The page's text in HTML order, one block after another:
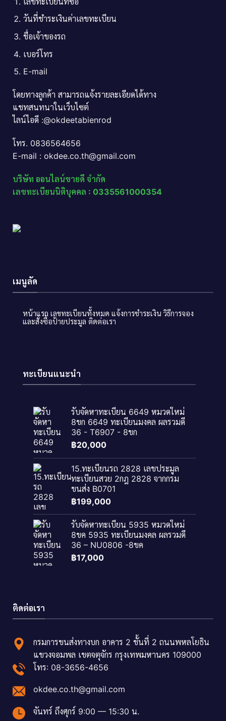
วันที่ชำระเงินค่าเลขทะเบียน
ชื่อเจ้าของรถ
เบอร์โทร
E-mail
โดยทางลูกค้า สามารถแจ้งรายละเอียดได้ทาง
แชทสนทนาในเว็บไซต์
ไลน์ไอดี :@okdeetabienrod
โทร. 0836564656
E-mail : okdee.co.th@gmail.com
บริษัท ออนไลน์ขายดี จำกัด
เลขทะเบียนนิติบุคคล : 0335561000354
เมนูลัด
หน้าแรก เลขทะเบียนทั้งหมด แจ้งการชำระเงิน วิธีการจอง
และสั่งซื้อป้ายประมูล ติดต่อเรา
ทะเบียนแนะนำ
รับจัดหาทะเบียน 6649 หมวดใหม่
8ขก 6649 ทะเบียนมงคล ผลรวมดี
36 - T6907 - 8ขก
฿20,000
15.ทะเบียนรถ 2828 เลขประมูล
ทะเบียนสวย 2กฎ 2828 จากกรม
ขนส่ง B0701
฿199,000
รับจัดหาทะเบียน 5935 หมวดใหม่
8ขค 5935 ทะเบียนมงคล ผลรวมดี
36 – NU0806 -8ขค
฿17,000
ติดต่อเรา
กรมการขนส่งทางบก อาคาร 2 ชั้นที่ 2 ถนนพหลโยธิน
แขวงจอมพล เขตจตุจักร กรุงเทพมหานคร 109000
โทร: 08-3656-4656
okdee.co.th@gmail.com
จันทร์ ถึงศุกร์ 9:00 — 15:30 น.